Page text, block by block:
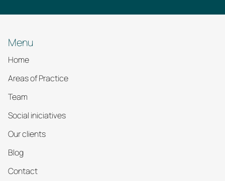
Menu
Home
Areas of Practice
Team
Social iniciatives
Our clients
Blog
Contact